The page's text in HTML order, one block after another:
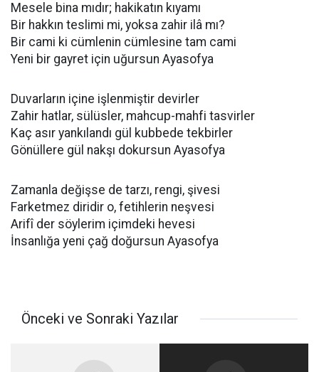
Mesele bina mıdır; hakikatın kıyamı
Bir hakkın teslimi mi, yoksa zahir ilâ mı?
Bir cami ki cümlenin cümlesine tam cami
Yeni bir gayret için uğursun Ayasofya
Duvarların içine işlenmiştir devirler
Zahir hatlar, sülüsler, mahcup-mahfi tasvirler
Kaç asır yankılandı gül kubbede tekbirler
Gönüllere gül nakşı dokursun Ayasofya
Zamanla değişse de tarzı, rengi, şivesi
Farketmez diridir o, fetihlerin neşvesi
Arifî der söylerim içimdeki hevesi
İnsanlığa yeni çağ doğursun Ayasofya
Önceki ve Sonraki Yazılar